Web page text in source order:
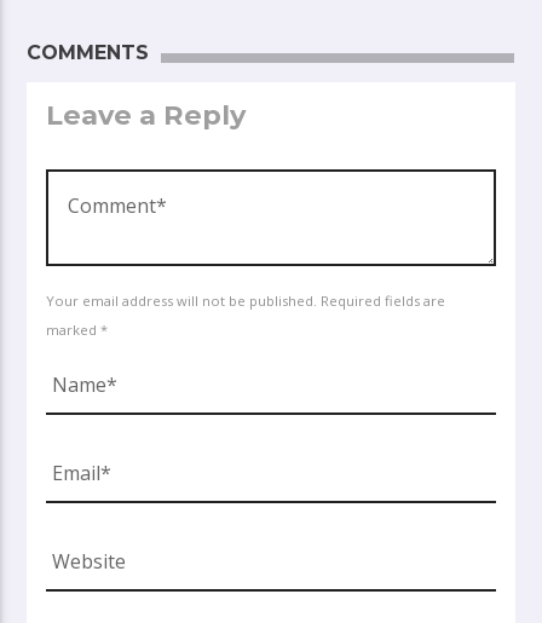
COMMENTS
Leave a Reply
Your email address will not be published. Required fields are
marked *